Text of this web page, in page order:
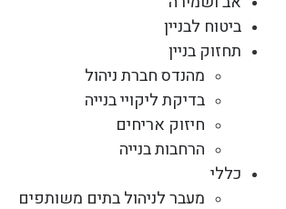
ביטוח לבניין
תחזוק בניין
מהנדס חברת ניהול
בדיקת ליקויי בנייה
חיזוק אריחים
הרחבות בנייה
כללי
מעבר לניהול בתים משותפים